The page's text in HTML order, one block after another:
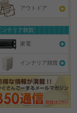
アウトドア
ンテリア雑貨
家電
インテリア雑貨